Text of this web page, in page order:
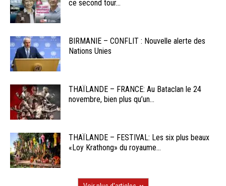
ce second tour...
BIRMANIE – CONFLIT : Nouvelle alerte des
Nations Unies
THAÏLANDE – FRANCE: Au Bataclan le 24
novembre, bien plus qu’un...
THAÏLANDE – FESTIVAL: Les six plus beaux
«Loy Krathong» du royaume...